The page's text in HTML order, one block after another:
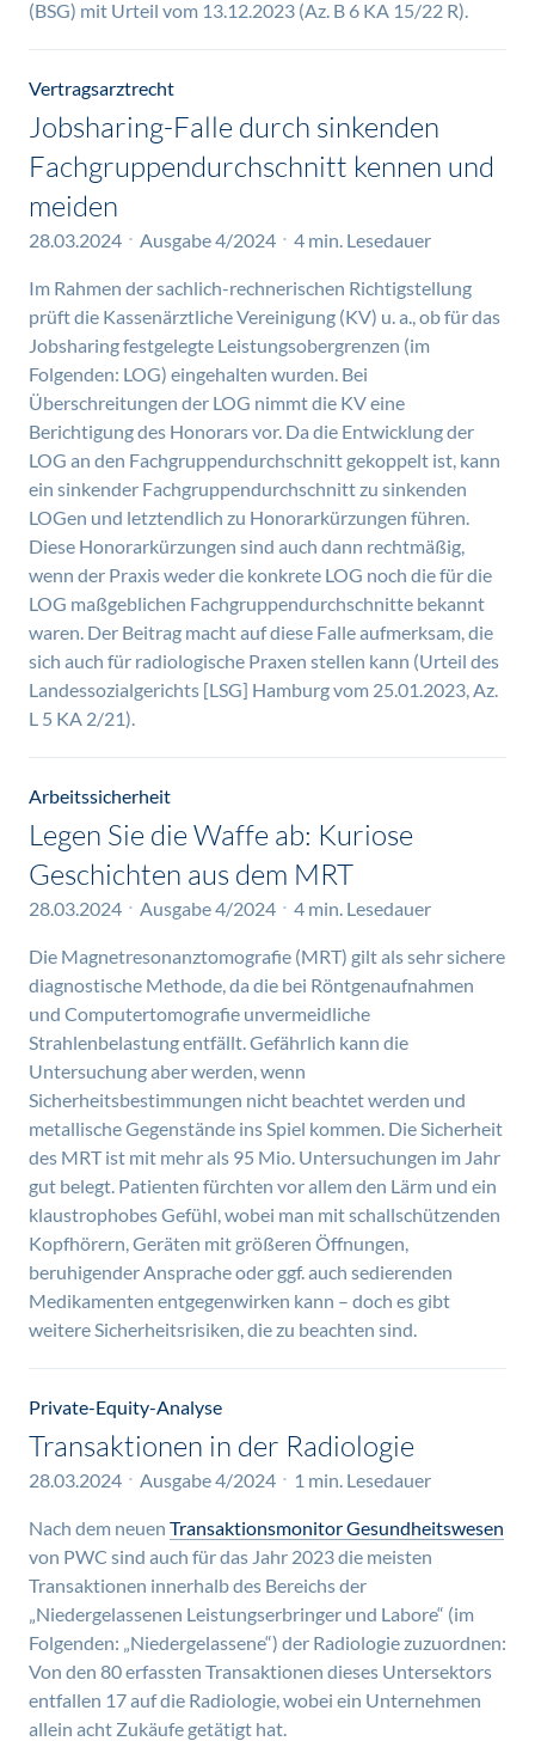
(BSG) mit Urteil vom 13.12.2023 (Az. B 6 KA 15/22 R).
Vertragsarztrecht
Jobsharing-Falle durch sinkenden
Fachgruppendurchschnitt kennen und
meiden
28.03.2024 Ausgabe 4/2024 4 min. Lesedauer
Im Rahmen der sachlich-rechnerischen Richtigstellung
prüft die Kassenärztliche Vereinigung (KV) u. a., ob für das
Jobsharing festgelegte Leistungsobergrenzen (im
Folgenden: LOG) eingehalten wurden. Bei
Überschreitungen der LOG nimmt die KV eine
Berichtigung des Honorars vor. Da die Entwicklung der
LOG an den Fachgruppendurchschnitt gekoppelt ist, kann
ein sinkender Fachgruppendurchschnitt zu sinkenden
LOGen und letztendlich zu Honorarkürzungen führen.
Diese Honorarkürzungen sind auch dann rechtmäßig,
wenn der Praxis weder die konkrete LOG noch die für die
LOG maßgeblichen Fachgruppendurchschnitte bekannt
waren. Der Beitrag macht auf diese Falle aufmerksam, die
sich auch für radiologische Praxen stellen kann (Urteil des
Landessozialgerichts [LSG] Hamburg vom 25.01.2023, Az.
L 5 KA 2/21).
Arbeitssicherheit
Legen Sie die Waffe ab: Kuriose
Geschichten aus dem MRT
28.03.2024 Ausgabe 4/2024 4 min. Lesedauer
Die Magnetresonanztomografie (MRT) gilt als sehr sichere
diagnostische Methode, da die bei Röntgenaufnahmen
und Computertomografie unvermeidliche
Strahlenbelastung entfällt. Gefährlich kann die
Untersuchung aber werden, wenn
Sicherheitsbestimmungen nicht beachtet werden und
metallische Gegenstände ins Spiel kommen. Die Sicherheit
des MRT ist mit mehr als 95 Mio. Untersuchungen im Jahr
gut belegt. Patienten fürchten vor allem den Lärm und ein
klaustrophobes Gefühl, wobei man mit schallschützenden
Kopfhörern, Geräten mit größeren Öffnungen,
beruhigender Ansprache oder ggf. auch sedierenden
Medikamenten entgegenwirken kann – doch es gibt
weitere Sicherheitsrisiken, die zu beachten sind.
Private-Equity-Analyse
Transaktionen in der Radiologie
28.03.2024 Ausgabe 4/2024 1 min. Lesedauer
Nach dem neuen Transaktionsmonitor Gesundheitswesen
von PWC sind auch für das Jahr 2023 die meisten
Transaktionen innerhalb des Bereichs der
„Niedergelassenen Leistungserbringer und Labore“ (im
Folgenden: „Niedergelassene“) der Radiologie zuzuordnen:
Von den 80 erfassten Transaktionen dieses Untersektors
entfallen 17 auf die Radiologie, wobei ein Unternehmen
allein acht Zukäufe getätigt hat.